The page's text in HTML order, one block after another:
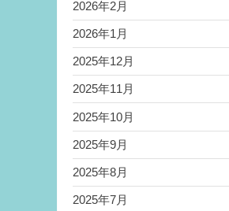
2026年2月
2026年1月
2025年12月
2025年11月
2025年10月
2025年9月
2025年8月
2025年7月